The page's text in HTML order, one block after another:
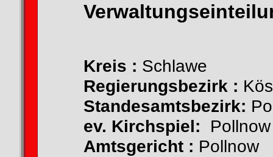
Kreis : Schlawe
Regierungsbezirk :
Standesamtsbezirk:
ev. Kirchspiel: Pollnow
Amtsgericht : Pollnow